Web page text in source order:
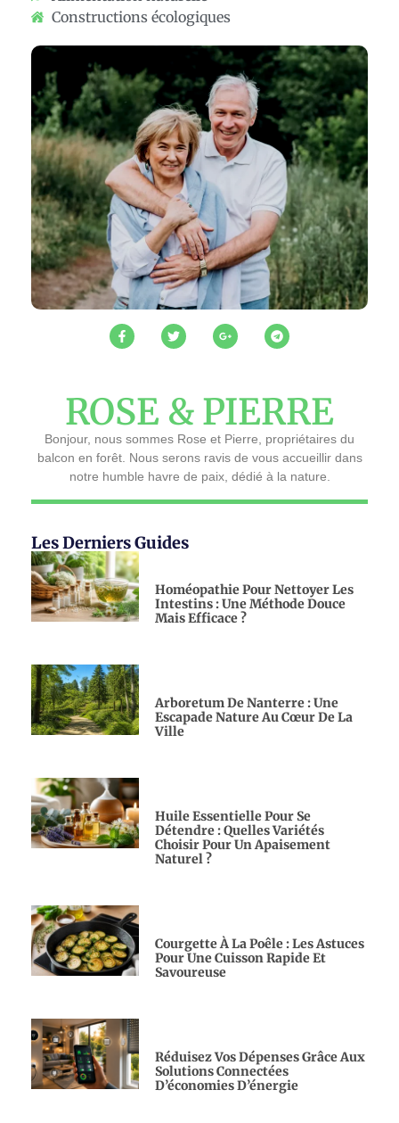
Constructions écologiques
ROSE & PIERRE
Bonjour, nous sommes Rose et Pierre, propriétaires du
balcon en forêt. Nous serons ravis de vous accueillir dans
notre humble havre de paix, dédié à la nature.
Les Derniers Guides
Homéopathie Pour Nettoyer Les
Intestins : Une Méthode Douce
Mais Efficace ?
Arboretum De Nanterre : Une
Escapade Nature Au Cœur De La
Ville
Huile Essentielle Pour Se
Détendre : Quelles Variétés
Choisir Pour Un Apaisement
Naturel ?
Courgette À La Poêle : Les Astuces
Pour Une Cuisson Rapide Et
Savoureuse
Réduisez Vos Dépenses Grâce Aux
Solutions Connectées
D’économies D’énergie